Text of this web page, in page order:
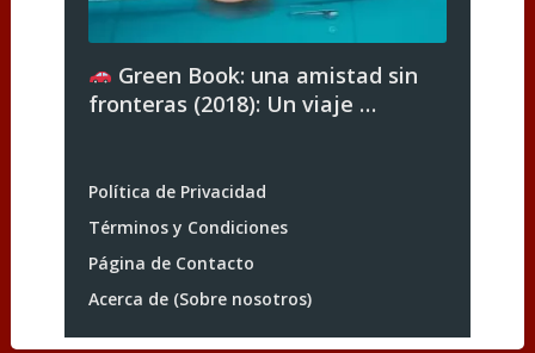
Green Book: una amistad sin
fronteras (2018): Un viaje …
Política de Privacidad
Términos y Condiciones
Página de Contacto
Acerca de (Sobre nosotros)